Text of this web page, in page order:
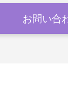
お問い合